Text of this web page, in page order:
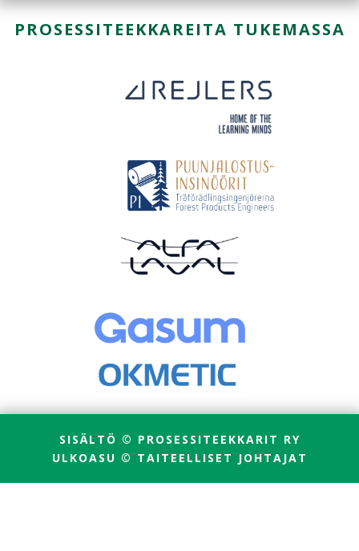
PROSESSITEEKKAREITA TUKEMASSA
SISÄLTÖ © PROSESSITEEKKARIT RY
ULKOASU © TAITEELLISET JOHTAJAT